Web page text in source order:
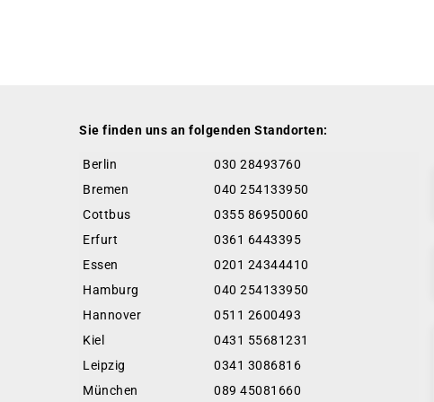
Sie finden uns an folgenden Standorten:
Berlin
030 28493760
Bremen
040 254133950
Cottbus
0355 86950060
Erfurt
0361 6443395
Essen
0201 24344410
Hamburg
040 254133950
Hannover
0511 2600493
Kiel
0431 55681231
Leipzig
0341 3086816
München
089 45081660